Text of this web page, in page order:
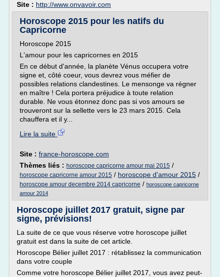
Site : http://www.onvavoir.com
Horoscope 2015 pour les natifs du
Capricorne
Horoscope 2015
L'amour pour les capricornes en 2015
En ce début d'année, la planète Vénus occupera votre
signe et, côté coeur, vous devrez vous méfier de
possibles relations clandestines. Le mensonge va régner
en maître ! Cela portera préjudice à toute relation
durable. Ne vous étonnez donc pas si vos amours se
trouveront sur la sellette vers le 23 mars 2015. Cela
chauffera et il y...
Lire la suite
Site : france-horoscope.com
Thèmes liés : horoscope capricorne amour mai 2015 /
horoscope capricorne amour 2015 / horoscope d'amour 2015 /
horoscope amour decembre 2014 capricorne / horoscope capricorne
amour 2014
Horoscope juillet 2017 gratuit, signe par
signe, prévisions!
La suite de ce que vous réserve votre horoscope juillet
gratuit est dans la suite de cet article.
Horoscope Bélier juillet 2017 : rétablissez la communication
dans votre couple
Comme votre horoscope Bélier juillet 2017, vous avez peut-